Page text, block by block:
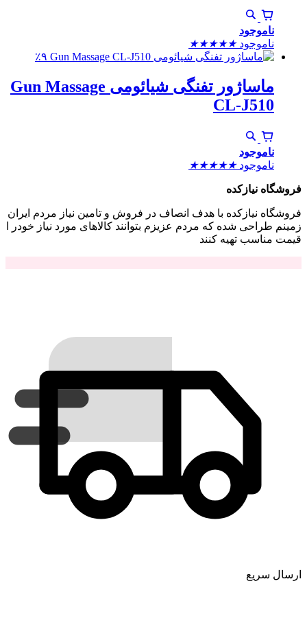
ناموجود
ناموجود ★
★
★
★
★
٪۹
ماساژور تفنگی شیائومی Gun Massage
CL-J510
ناموجود
ناموجود ★
★
★
★
★
فروشگاه نیازکده
فروشگاه نیازکده با هدف انصاف در فروش و تامین نیاز مردم ایران
زمینم طراحی شده که مردم عزیزم بتوانند کالاهای مورد نیاز خودر ا
قیمت مناسب تهیه کنند
ارسال سریع